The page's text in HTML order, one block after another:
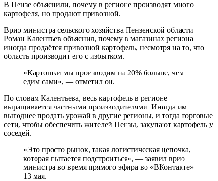
В Пензе объяснили, почему в регионе производят много
картофеля, но продают привозной.
Врио министра сельского хозяйства Пензенской области
Роман Калентьев объяснил, почему в магазинах региона
иногда продаётся привозной картофель, несмотря на то, что
область производит его с избытком.
«Картошки мы производим на 20% больше, чем
едим сами», — отметил он.
По словам Калентьева, весь картофель в регионе
выращивается частными производителями. Иногда им
выгоднее продать урожай в другие регионы, и тогда торговые
сети, чтобы обеспечить жителей Пензы, закупают картофель у
соседей.
«Это просто рынок, такая логистическая цепочка,
которая пытается подстроиться», — заявил врио
министра во время прямого эфира во «ВКонтакте»
13 мая.